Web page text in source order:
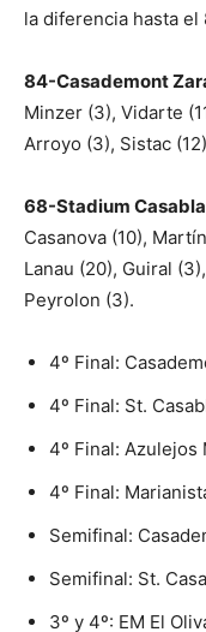
la diferencia hasta
84-Casademont
Minzer (3), Vidarte
Arroyo (3), Sistac
68-Stadium
Casanova (10),
Lanau (20), Guiral
Peyrolon (3).
4º Final:
4º Final: St.
4º Final: Azulejos
4º Final:
Semifinal:
Semifinal: St.
3º y 4º: EM El